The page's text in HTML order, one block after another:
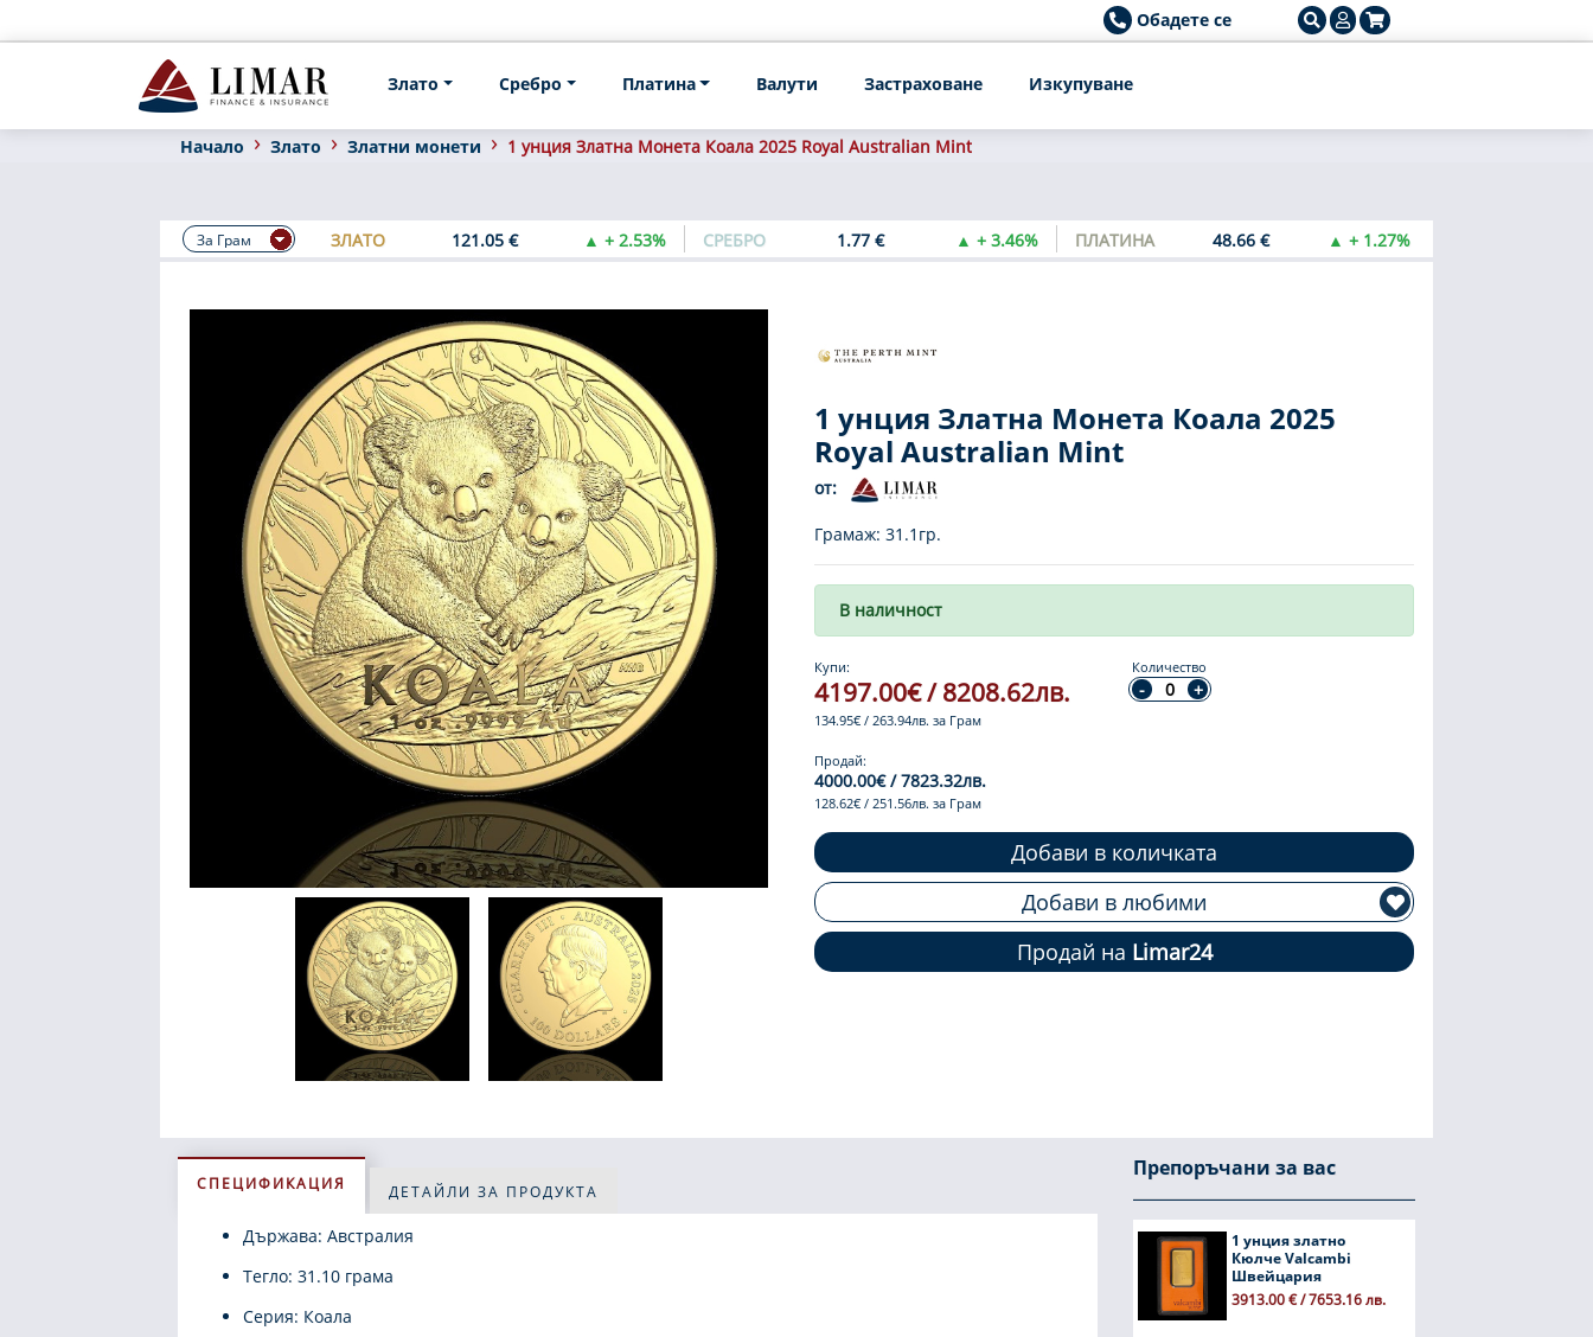
Обадете се
Злато Сребро Платина Валути Застраховане Изкупуване
Началo Злато Златни монети 1 унция Златна Монета Коала 2025 Royal Australian Mint
ЗЛАТО 121.05 € ▲ + 2.53% СРЕБРО 1.77 € ▲ + 3.46% ПЛАТИНА 48.66 € ▲ + 1.27%
1 унция Златна Монета Коала 2025
Royal Australian Mint
от:
Грамаж: 31.1гр.
В наличност
Купи:
4197.00€ / 8208.62лв.
134.95€ / 263.94лв. за Грам
Количество
Продай:
4000.00€ / 7823.32лв.
128.62€ / 251.56лв. за Грам
Добави в количката
Добави в любими
Продай на Limar24
СПЕЦИФИКАЦИЯ ДЕТАЙЛИ ЗА ПРОДУКТА
Държава: Австралия
Тегло: 31.10 грама
Серия: Коала
Препоръчани за вас
1 унция златно
Кюлче Valcambi
Швейцария
3913.00 € / 7653.16 лв.